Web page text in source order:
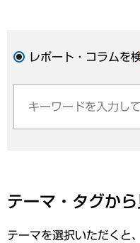
レポート・コラムを
テーマ・タグか
テーマを選択いただくと